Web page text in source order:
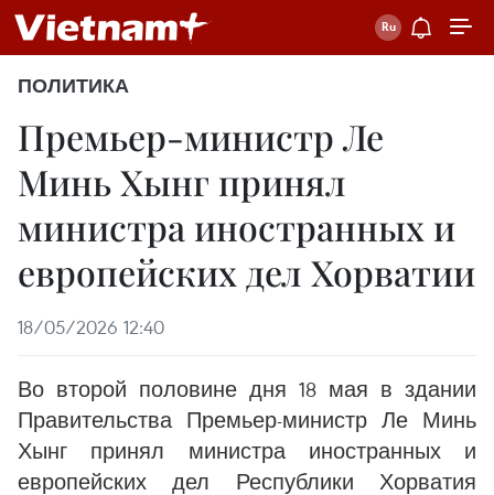
ПОЛИТИКА
Премьер-министр Ле
Минь Хынг принял
министра иностранных и
европейских дел Хорватии
18/05/2026 12:40
Во второй половине дня 18 мая в здании
Правительства Премьер-министр Ле Минь
Хынг принял министра иностранных и
европейских дел Республики Хорватия